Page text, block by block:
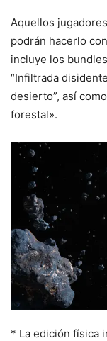
Aquellos
podrán hacerlo
incluye los
“Infiltrada
desierto”, así
forestal».
* La edición física